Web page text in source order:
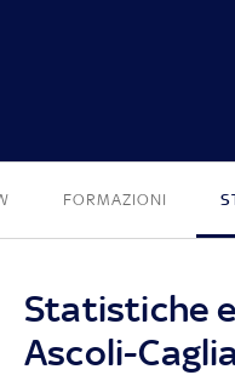
FORMAZIONI
Statistiche
Ascoli-